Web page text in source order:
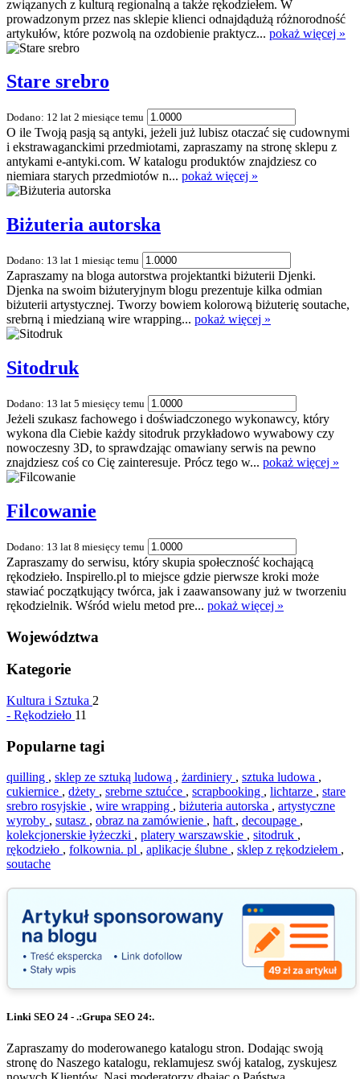
związanych z kulturą regionalną a także rękodziełem. W
prowadzonym przez nas sklepie klienci odnajdądużą różnorodność
artykułów, które pozwolą na ozdobienie praktycz... pokaż więcej »
Stare srebro
Dodano: 12 lat 2 miesiące temu
O ile Twoją pasją są antyki, jeżeli już lubisz otaczać się cudownymi
i ekstrawaganckimi przedmiotami, zapraszamy na stronę sklepu z
antykami e-antyki.com. W katalogu produktów znajdziesz co
niemiara starych przedmiotów n... pokaż więcej »
Biżuteria autorska
Dodano: 13 lat 1 miesiąc temu
Zapraszamy na bloga autorstwa projektantki biżuterii Djenki.
Djenka na swoim biżuteryjnym blogu prezentuje kilka odmian
biżuterii artystycznej. Tworzy bowiem kolorową biżuterię soutache,
srebrną i miedzianą wire wrapping... pokaż więcej »
Sitodruk
Dodano: 13 lat 5 miesięcy temu
Jeżeli szukasz fachowego i doświadczonego wykonawcy, który
wykona dla Ciebie każdy sitodruk przykładowo wywabowy czy
nowoczesny 3D, to sprawdzając omawiany serwis na pewno
znajdziesz coś co Cię zainteresuje. Prócz tego w... pokaż więcej »
Filcowanie
Dodano: 13 lat 8 miesięcy temu
Zapraszamy do serwisu, który skupia społeczność kochającą
rękodzieło. Inspirello.pl to miejsce gdzie pierwsze kroki może
stawiać początkujący twórca, jak i zaawansowany już w tworzeniu
rękodzielnik. Wśród wielu metod pre... pokaż więcej »
Województwa
Kategorie
Kultura i Sztuka 2
- Rękodzieło 11
Popularne tagi
quilling , sklep ze sztuką ludową , żardiniery , sztuka ludowa ,
cukiernice , dżety , srebrne sztućce , scrapbooking , lichtarze , stare
srebro rosyjskie , wire wrapping , biżuteria autorska , artystyczne
wyroby , sutasz , obraz na zamówienie , haft , decoupage ,
kolekcjonerskie łyżeczki , platery warszawskie , sitodruk ,
rękodzieło , folkownia. pl , aplikacje ślubne , sklep z rękodziełem ,
soutache
Linki SEO 24 - .:Grupa SEO 24:.
Zapraszamy do moderowanego katalogu stron. Dodając swoją
stronę do Naszego katalogu, reklamujesz swój katalog, zyskujesz